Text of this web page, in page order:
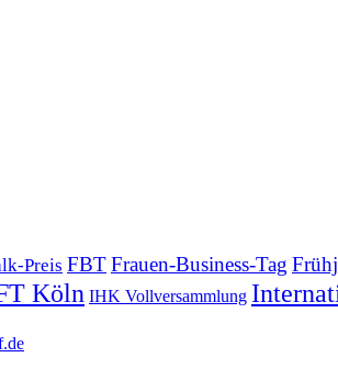
Preis FBTFrauen-Business-Tag
Köln IHK Vollversammlung